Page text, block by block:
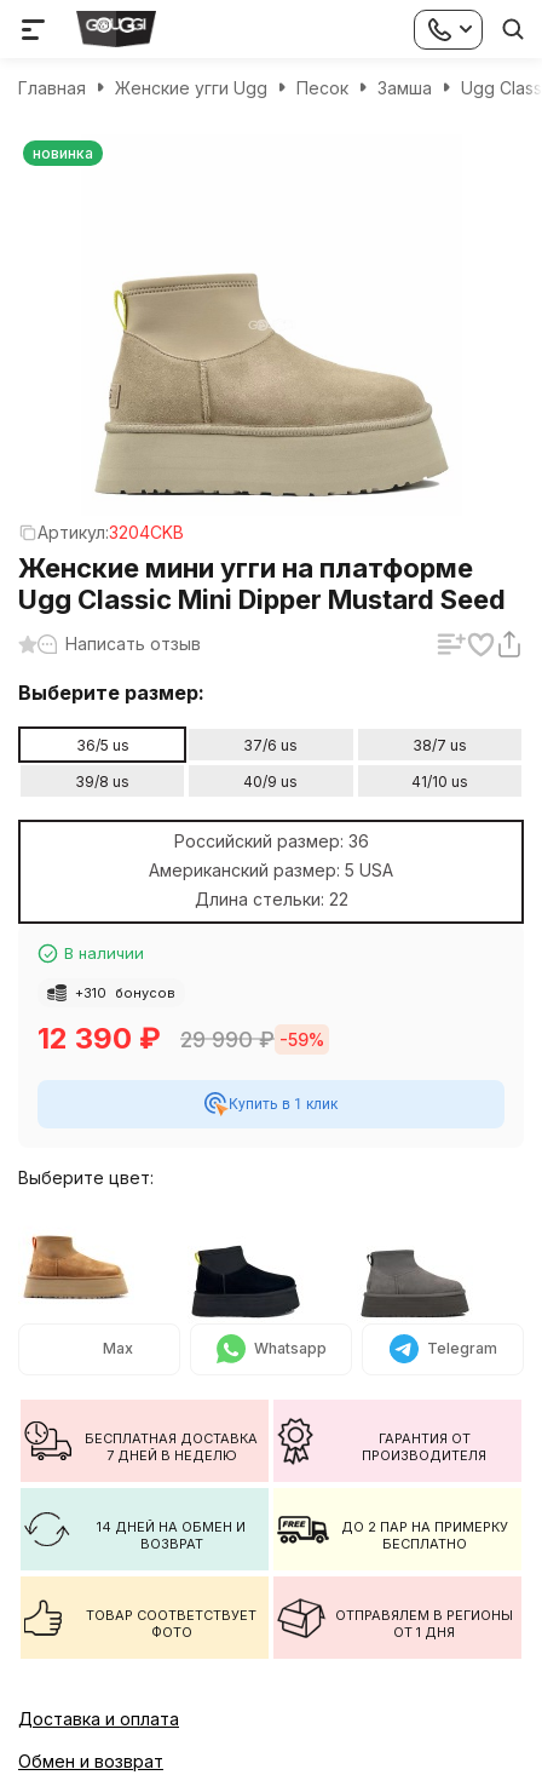
Главная Женские угги Ugg Песок Замша Ugg
новинка
Артикул:3204CKB
Женские мини угги на платформе
Ugg Classic Mini Dipper Mustard Seed
Написать отзыв
Выберите размер:
36/5 us 37/6 us
38/7 us
39/8 us
40/9 us 41/10 us
Российский размер: 36
Американский размер: 5 USA
Длина стельки: 22
В наличии
+310 бонусов
12 390 ₽ 29 990₽ -59%
Купить в 1 клик
Выберите цвет:
Max Whatsapp Telegram
БЕСПЛАТНАЯ ДОСТАВКА
7 ДНЕЙ В НЕДЕЛЮ
ГАРАНТИЯ ОТ
ПРОИЗВОДИТЕЛЯ
14 ДНЕЙ НА ОБМЕН И
ВОЗВРАТ
ДО 2 ПАР НА ПРИМЕРКУ
БЕСПЛАТНО
ТОВАР СООТВЕТСТВУЕТ
ФОТО
ОТПРАВЯЛЕМ В РЕГИОНЫ
ОТ 1 ДНЯ
Доставка и оплата
Обмен и возврат